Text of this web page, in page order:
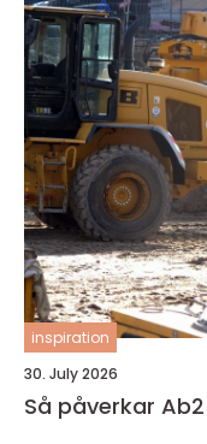
inspiration
30. July 2026
Så påverkar